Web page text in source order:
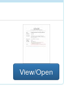
View/Open